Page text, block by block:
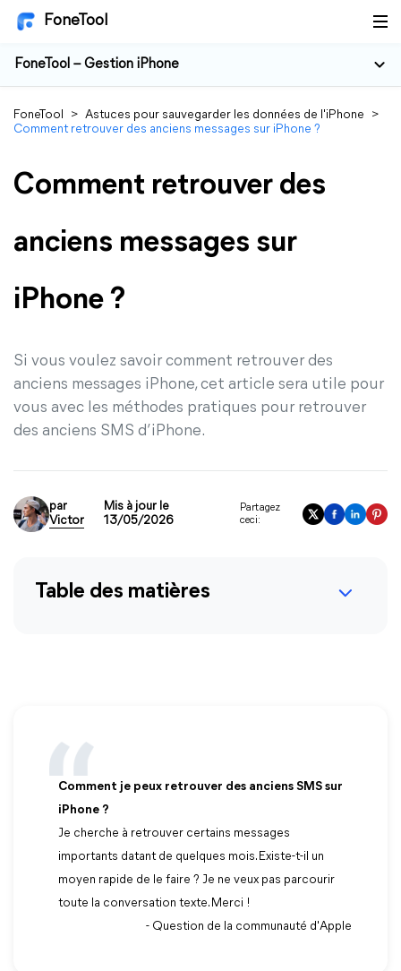
FoneTool
FoneTool – Gestion iPhone
FoneTool > Astuces pour sauvegarder les données de l'iPhone
>
Comment retrouver des anciens messages sur iPhone ?
Comment retrouver des
anciens messages sur
iPhone ?
Si vous voulez savoir comment retrouver des
anciens messages iPhone, cet article sera utile pour
vous avec les méthodes pratiques pour retrouver
des anciens SMS d’iPhone.
par
Victor
Mis à jour le
13/05/2026
Partagez
ceci:
Table des matières
Comment je peux retrouver des anciens SMS sur
iPhone ?
Je cherche à retrouver certains messages
importants datant de quelques mois. Existe-t-il un
moyen rapide de le faire ? Je ne veux pas parcourir
toute la conversation texte. Merci !
- Question de la communauté d'Apple